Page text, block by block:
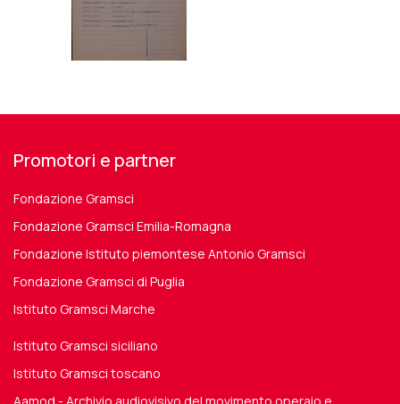
Promotori e partner
Fondazione Gramsci
Fondazione Gramsci Emilia-Romagna
Fondazione Istituto piemontese Antonio Gramsci
Fondazione Gramsci di Puglia
Istituto Gramsci Marche
Istituto Gramsci siciliano
Istituto Gramsci toscano